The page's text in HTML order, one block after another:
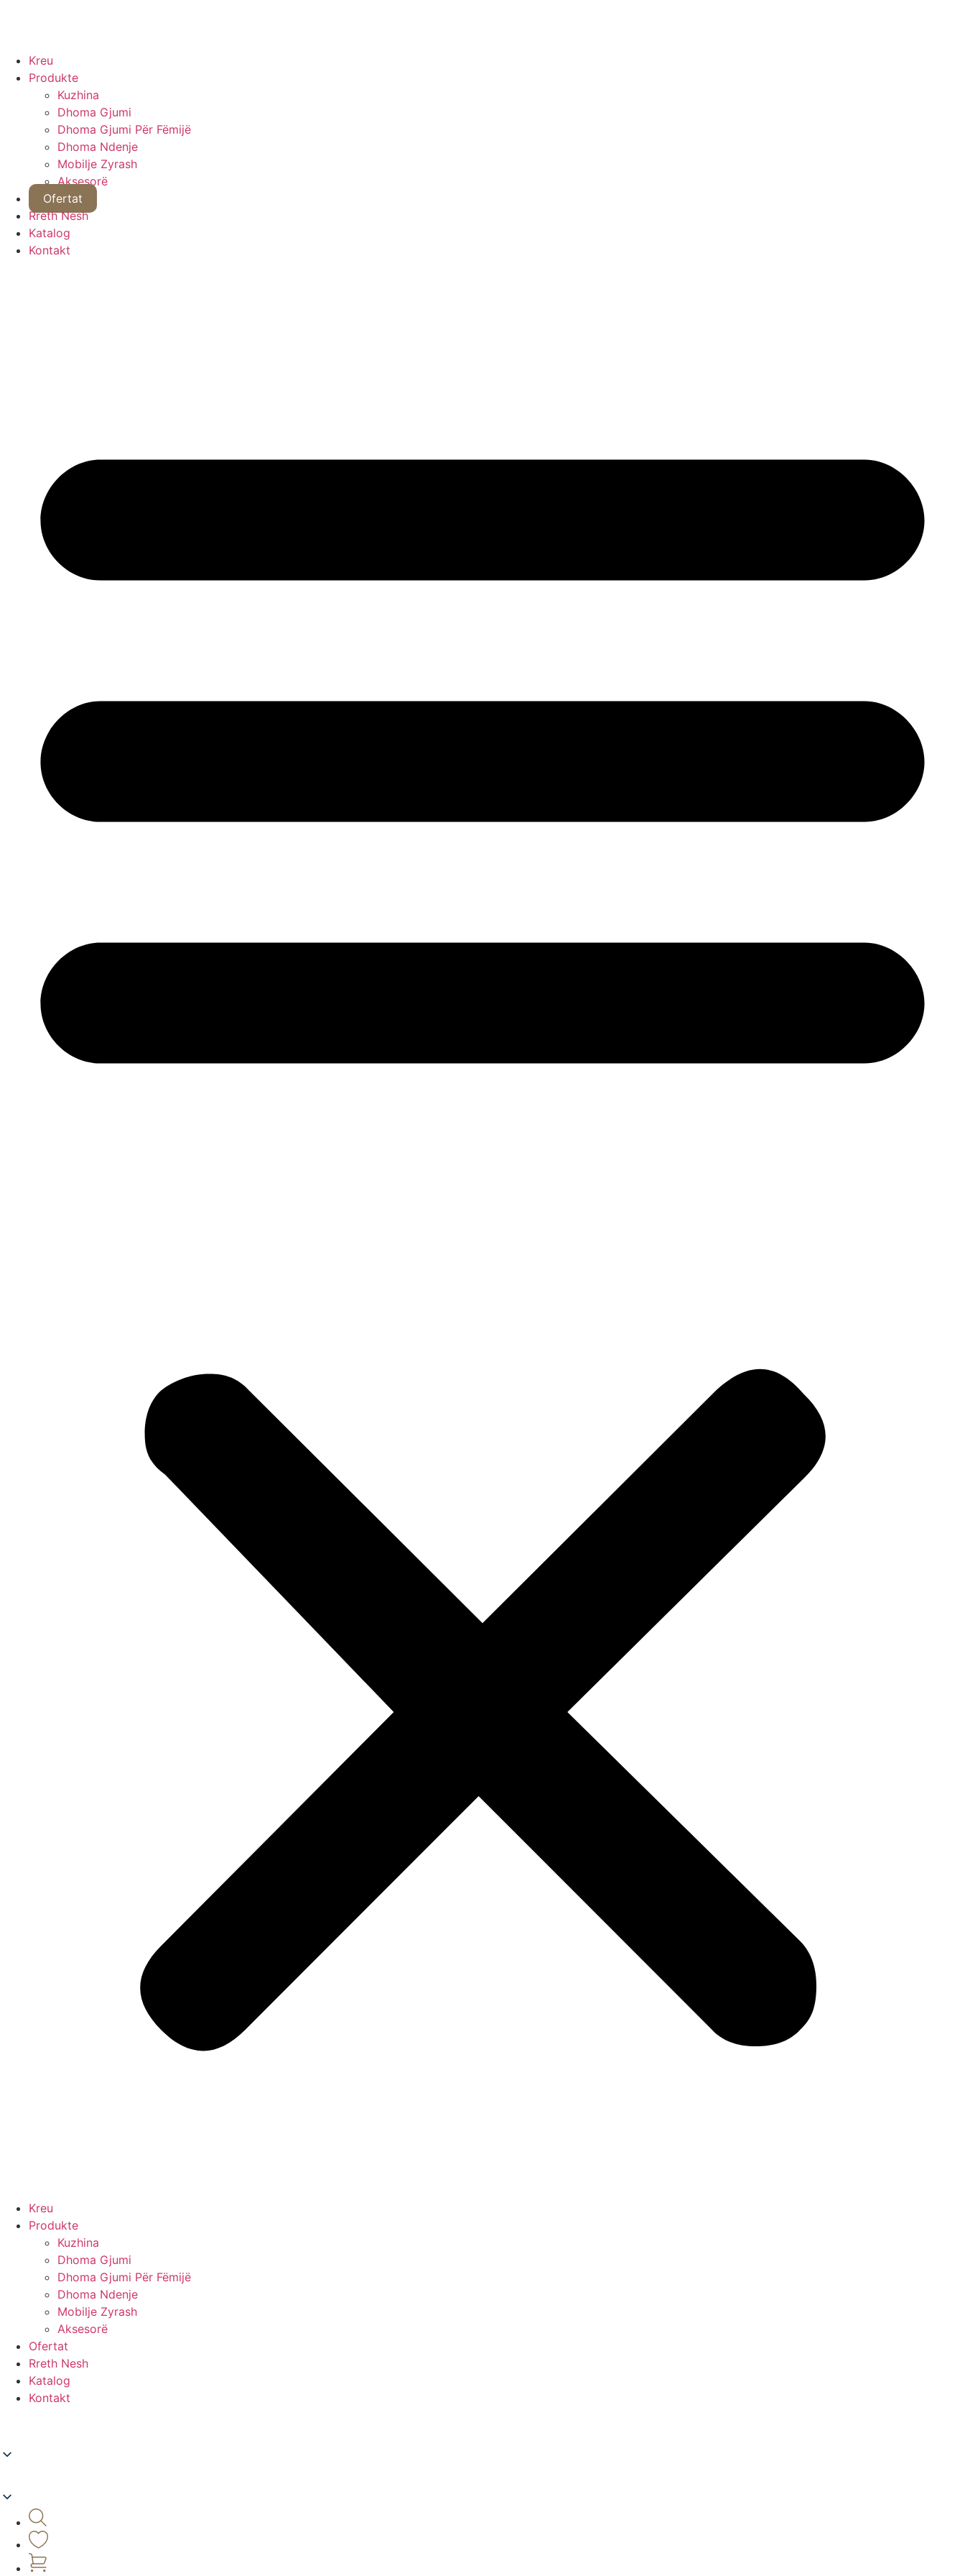
Kreu
Produkte
Kuzhina
Dhoma Gjumi
Dhoma Gjumi Për Fëmijë
Dhoma Ndenje
Mobilje Zyrash
Aksesorë
Ofertat
Rreth Nesh
Katalog
Kontakt
Kreu
Produkte
Kuzhina
Dhoma Gjumi
Dhoma Gjumi Për Fëmijë
Dhoma Ndenje
Mobilje Zyrash
Aksesorë
Ofertat
Rreth Nesh
Katalog
Kontakt